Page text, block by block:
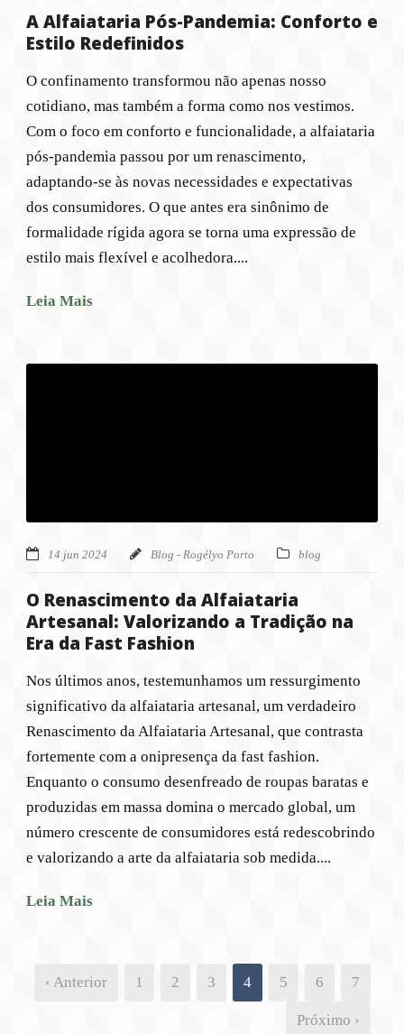
A Alfaiataria Pós-Pandemia: Conforto e
Estilo Redefinidos
O confinamento transformou não apenas nosso
cotidiano, mas também a forma como nos vestimos.
Com o foco em conforto e funcionalidade, a alfaiataria
pós-pandemia passou por um renascimento,
adaptando-se às novas necessidades e expectativas
dos consumidores. O que antes era sinônimo de
formalidade rígida agora se torna uma expressão de
estilo mais flexível e acolhedora....
Leia Mais
14 jun 2024 Blog - Rogélyo Porto blog
O Renascimento da Alfaiataria
Artesanal: Valorizando a Tradição na
Era da Fast Fashion
Nos últimos anos, testemunhamos um ressurgimento
significativo da alfaiataria artesanal, um verdadeiro
Renascimento da Alfaiataria Artesanal, que contrasta
fortemente com a onipresença da fast fashion.
Enquanto o consumo desenfreado de roupas baratas e
produzidas em massa domina o mercado global, um
número crescente de consumidores está redescobrindo
e valorizando a arte da alfaiataria sob medida....
Leia Mais
‹ Anterior 1 2 3 4 5 6 7
Próximo ›